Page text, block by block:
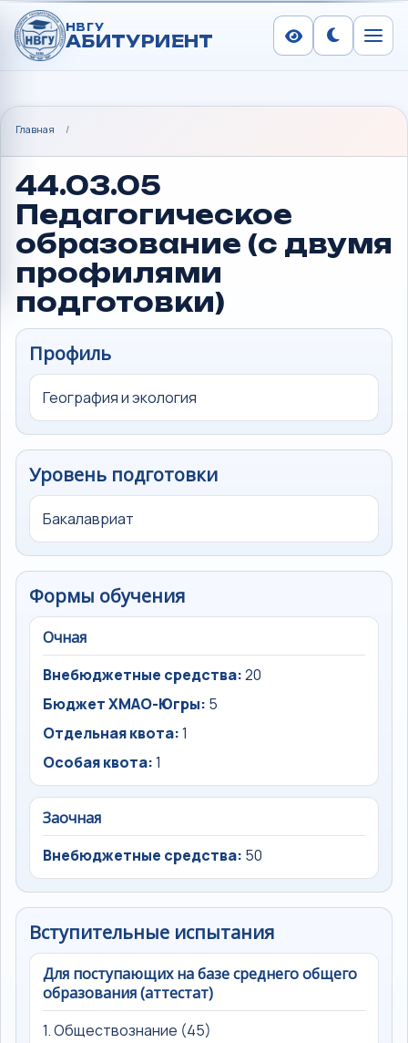
НВГУ
АБИТУРИЕНТ СменитьМеню
Главная /
44.03.05
Педагогическое
образование (с двумя
профилями
подготовки)
Профиль
География и экология
Уровень подготовки
Бакалавриат
Формы обучения
Очная
Внебюджетные средства:20
Бюджет ХМАО-Югры: 5
Отдельная квота:1
Особая квота:1
Заочная
Внебюджетные средства: 50
Вступительные испытания
Для поступающих на базе среднего общего
образования (аттестат)
1. Обществознание (45)